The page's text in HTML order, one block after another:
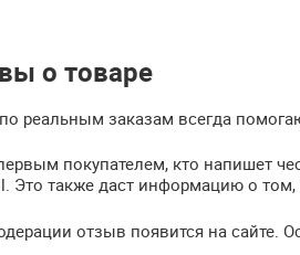
о товаре
реальным заказам всегда
покупателем, кто напишет
Это также даст информацию о
отзыв появится на сайте.